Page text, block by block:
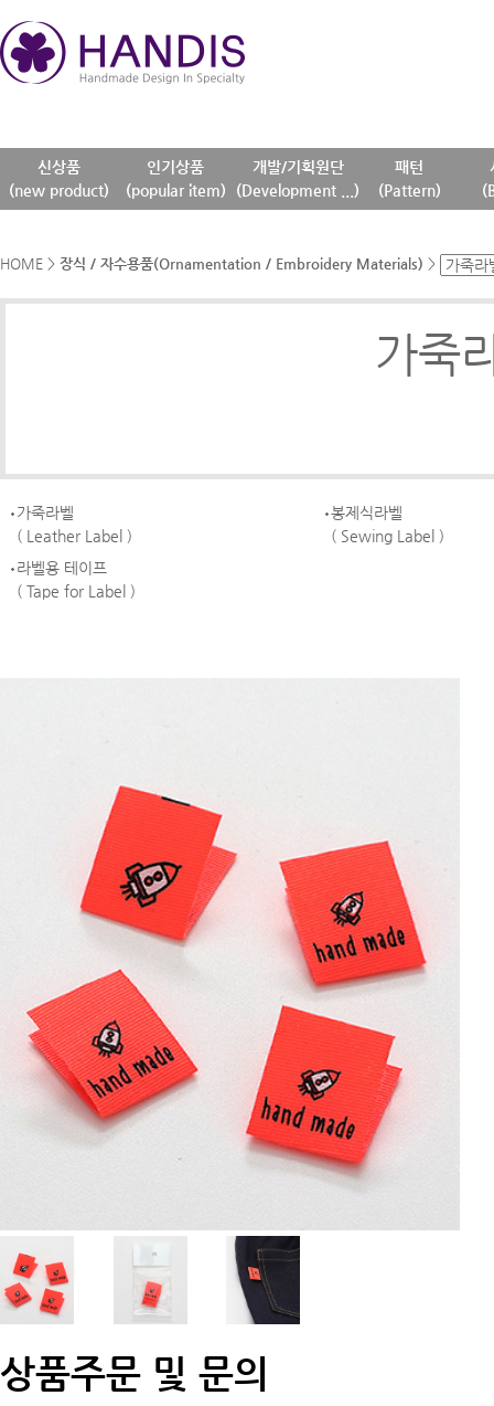
신상품
(new product)
인기상품
(popular item)
개발/기획원단
(Development ...)
패턴
(Pattern)
HOME > 장식 / 자수용품(Ornamentation / Embroidery Materials) >
가죽
가죽라벨
( Leather Label )
봉제식라벨
( Sewing Label )
라벨용 테이프
( Tape for Label )
상품주문 및 문의